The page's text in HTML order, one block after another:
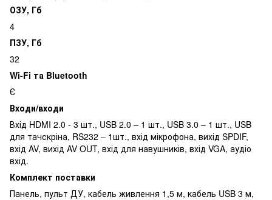
ОЗУ, Гб
4
ПЗУ, Гб
32
Wi-Fi та Bluetooth
Є
Входи/входи
Вхід HDMI 2.0 - 3 шт., USB 2.0 – 1 шт., USB 3.0 – 1 шт., USB
для тачскріна, RS232 – 1шт., вхід мікрофона, вихід SPDIF,
вхід AV, вихід AV OUT, вхід для навушників, вхід VGA, аудіо
вхід.
Комплект поставки
Панель, пульт ДУ, кабель живлення 1,5 м, кабель USB 3 м,